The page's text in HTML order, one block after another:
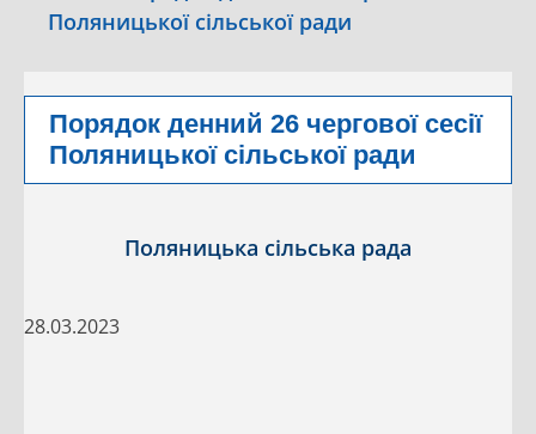
Поляницької сільської ради
Порядок денний 26 чергової сесії
Поляницької сільської ради
Поляницька сільська рада
28.03.2023